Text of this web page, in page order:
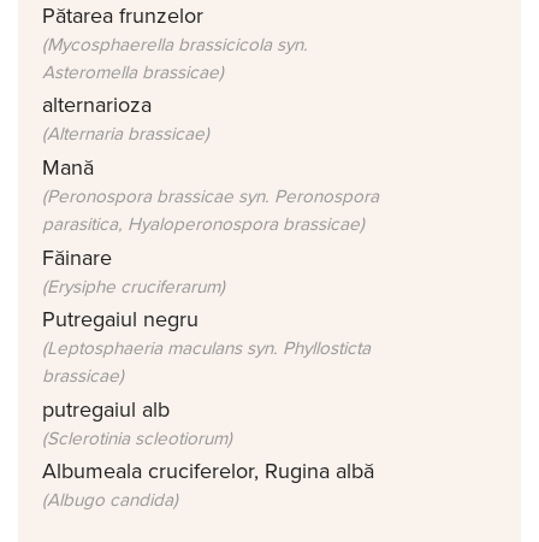
Pătarea frunzelor
(Mycosphaerella brassicicola syn.
Asteromella brassicae)
alternarioza
(Alternaria brassicae)
Mană
(Peronospora brassicae syn. Peronospora
parasitica, Hyaloperonospora brassicae)
Făinare
(Erysiphe cruciferarum)
Putregaiul negru
(Leptosphaeria maculans syn. Phyllosticta
brassicae)
putregaiul alb
(Sclerotinia scleotiorum)
Albumeala cruciferelor, Rugina albă
(Albugo candida)